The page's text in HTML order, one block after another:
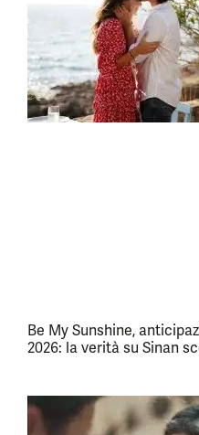
Be My Sunshine,
2026: la verità su Sinan